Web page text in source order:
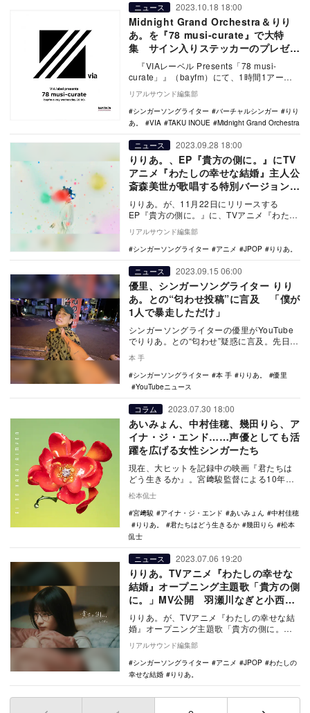
ニュース 2023.10.18 18:00
Midnight Grand Orchestra＆りり
あ。を『78 musi-curate』で大特
集 サイン入りステッカーのプレゼン
ト企画も
『VIAレーベル Presents「78 musi-
curate」』（bayfm）にて、1時間1アーテ
ィストだけにフォーカ…
リアルサウンド編集部
シンガーソングライター
バーチャルシンガー
りり
あ。
VIA TAKU INOUE Midnight Grand Orchestra
ニュース 2023.09.28 18:00
りりあ。、EP『貴方の側に。』にTV
アニメ『わたしの幸せな結婚』主人公
斎森美世が歌唱する特別バージョン収
録
りりあ。が、11月22日にリリースする
EP『貴方の側に。』に、TVアニメ『わたし
の幸せな結婚』で主人公 斎森美世を演じる
上田麗奈…
リアルサウンド編集部
シンガーソングライター
アニメ JPOP りりあ。
ニュース 2023.09.15 06:00
優里、シンガーソングライター りり
あ。との“匂わせ投稿”に言及 「僕が
1人で暴走しただけ」
シンガーソングライターの優里がYouTube
でりりあ。との“匂わせ”疑惑に言及。先日、
各自のSNSで交わしたとある発言が話題と
な…
本 手
シンガーソングライター
本 手 りりあ。
優里
YouTubeニュース
コラム 2023.07.30 18:00
あいみょん、中村佳穂、幾田りら、ア
イナ・ジ・エンド……声優としても活
躍を広げる女性シンガーたち
現在、大ヒットを記録中の映画『君たちは
どう生きるか』。宮﨑駿監督による10年ぶ
ションが一切…
松本侃士
宮﨑駿
アイナ・ジ・エンド あいみょん
中村佳穂
りりあ。
君たちはどう生きるか 幾田りら
松本
侃士
ニュース 2023.07.06 19:20
りりあ。TVアニメ『わたしの幸せな
結婚』オープニング主題歌「貴方の側
に。」MV公開 羽瀬川なぎと小西詠
斗が出演
りりあ。が、TVアニメ『わたしの幸せな結
婚』オープニング主題歌「貴方の側に。」
のMVを本日7月6日にプレミア公開した。
りりあ…
リアルサウンド編集部
シンガーソングライター
アニメ JPOP
わたしの
幸せな結婚
りりあ。